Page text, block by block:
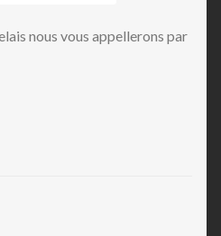
nous vous appellerons par